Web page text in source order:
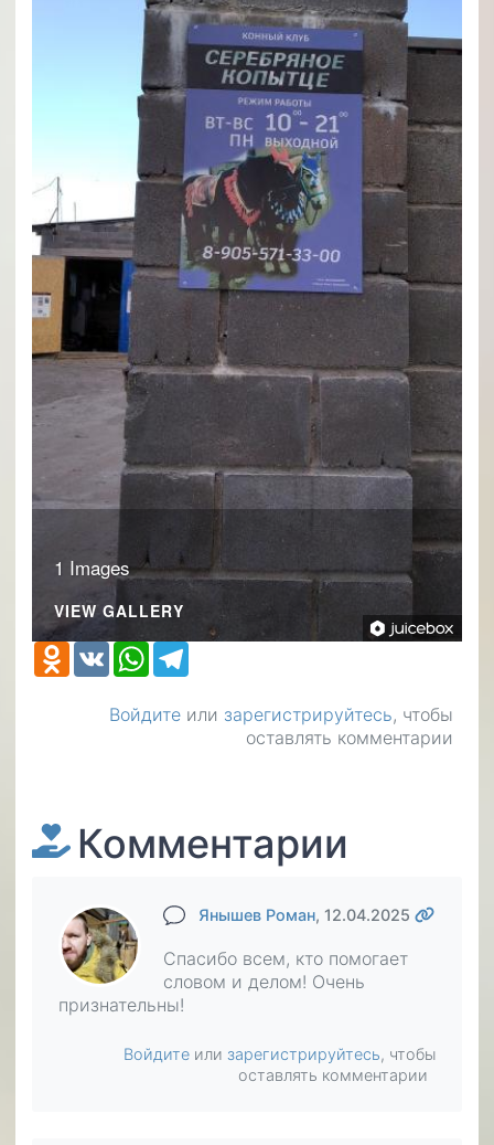
1 Images
VIEW GALLERY
Odnoklassniki
VK WhatsApp
Войдите или зарегистрируйтесь, чтобы
оставлять комментарии
Комментарии
Янышев Роман, 12.04.2025
Спасибо всем, кто помогает
словом и делом! Очень
признательны!
Войдите или зарегистрируйтесь, чтобы
оставлять комментарии